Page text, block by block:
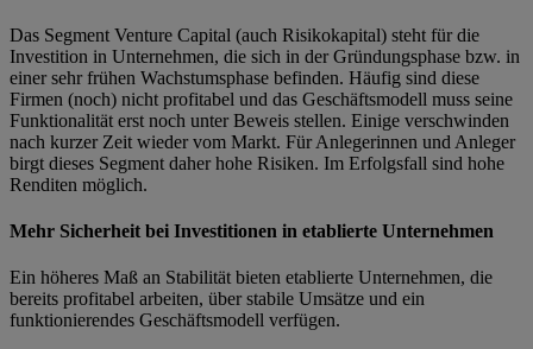
Das Segment Venture Capital (auch Risikokapital) steht für die
Investition in Unternehmen, die sich in der Gründungsphase bzw. in
einer sehr frühen Wachstumsphase befinden. Häufig sind diese
Firmen (noch) nicht profitabel und das Geschäftsmodell muss seine
Funktionalität erst noch unter Beweis stellen. Einige verschwinden
nach kurzer Zeit wieder vom Markt. Für Anlegerinnen und Anleger
birgt dieses Segment daher hohe Risiken. Im Erfolgsfall sind hohe
Renditen möglich.
Mehr Sicherheit bei Investitionen in etablierte Unternehmen
Ein höheres Maß an Stabilität bieten etablierte Unternehmen, die
bereits profitabel arbeiten, über stabile Umsätze und ein
funktionierendes Geschäftsmodell verfügen.